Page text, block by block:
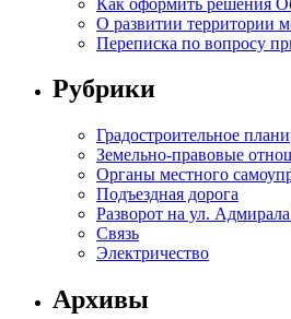
О развитии территории
Переписка по вопросу
Рубрики
Градостроительное
Земельно-правовые
Органы местного
Подъездная дорога
Разворот на ул.
Связь
Электричество
Архивы